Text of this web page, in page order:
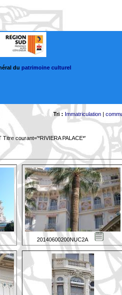
du patrimoine culturel
Tri : Immatriculation|
Titre courant='*RIVIERA PALACE*'
20140600200NUC2A